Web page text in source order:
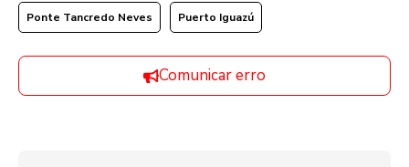
Ponte Tancredo Neves Puerto Iguazú
Comunicar erro